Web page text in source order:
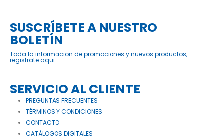
SUSCRÍBETE A NUESTRO
BOLETÍN
Toda la informacion de promociones y nuevos productos,
registrate aqui
SERVICIO AL CLIENTE
PREGUNTAS FRECUENTES
TÉRMINOS Y CONDICIONES
CONTACTO
CATÁLOGOS DIGITALES